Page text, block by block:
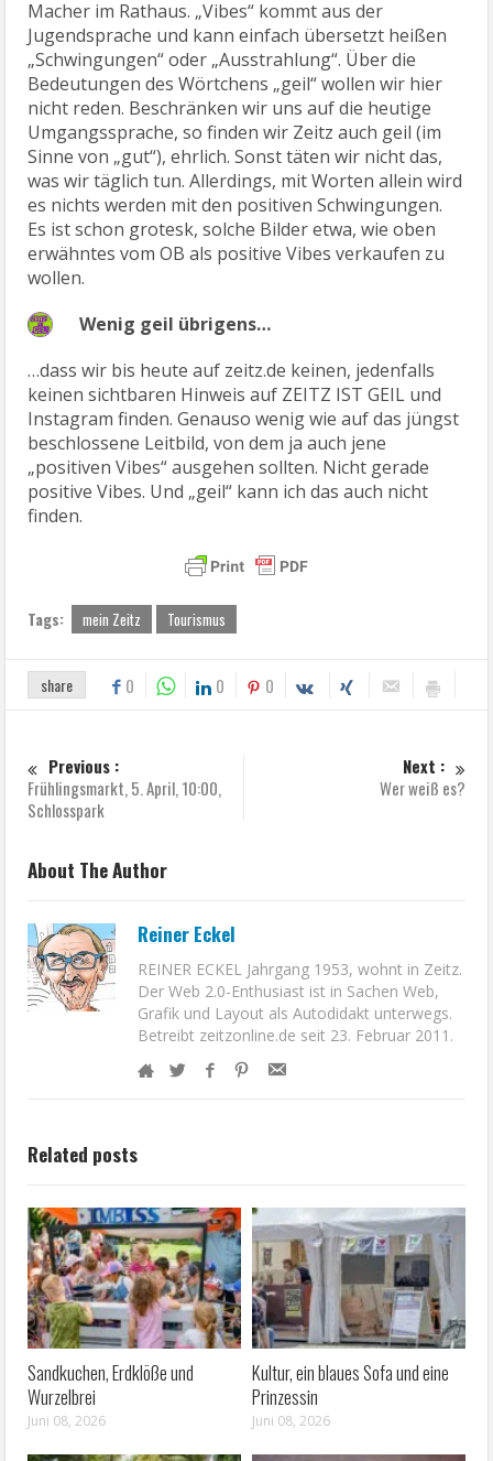
Macher im Rathaus. „Vibes“ kommt aus der
Jugendsprache und kann einfach übersetzt heißen
„Schwingungen“ oder „Ausstrahlung“. Über die
Bedeutungen des Wörtchens „geil“ wollen wir hier
nicht reden. Beschränken wir uns auf die heutige
Umgangssprache, so finden wir Zeitz auch geil (im
Sinne von „gut“), ehrlich. Sonst täten wir nicht das,
was wir täglich tun. Allerdings, mit Worten allein wird
es nichts werden mit den positiven Schwingungen.
Es ist schon grotesk, solche Bilder etwa, wie oben
erwähntes vom OB als positive Vibes verkaufen zu
wollen.
Wenig geil übrigens…
…dass wir bis heute auf zeitz.de keinen, jedenfalls
keinen sichtbaren Hinweis auf ZEITZ IST GEIL und
Instagram finden. Genauso wenig wie auf das jüngst
beschlossene Leitbild, von dem ja auch jene
„positiven Vibes“ ausgehen sollten. Nicht gerade
positive Vibes. Und „geil“ kann ich das auch nicht
finden.
Tags: mein Zeitz Tourismus
share 0 0 0
Previous :
Frühlingsmarkt, 5. April, 10:00,
Schlosspark
Next :
Wer weiß es?
About The Author
Reiner Eckel
REINER ECKEL Jahrgang 1953, wohnt in Zeitz.
Der Web 2.0-Enthusiast ist in Sachen Web,
Grafik und Layout als Autodidakt unterwegs.
Betreibt zeitzonline.de seit 23. Februar 2011.
Related posts
Sandkuchen, Erdklöße und
Wurzelbrei
Juni 08, 2026
Kultur, ein blaues Sofa und eine
Prinzessin
Juni 08, 2026